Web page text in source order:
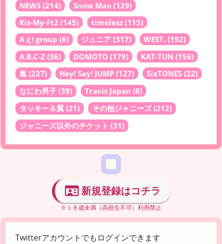
NEWS (214) Snow Man (129)
Kis-My-Ft2 (145) timelesz (115)
Aぇ! group (6) ジュニア (317) WEST. (192)
A.B.C-Z (36) DOMOTO (179) KAT-TUN (156)
嵐 (227) Hey! Say! JUMP (127) SixTONES (22)
なにわ男子 (39) Travis Japan (6)
タッキー＆翼 (21) その他ジャニーズ(212)
ジャニーズ以外のチケット (31)
新規登録はコチラ
※１８歳未満（高校生不可）利用禁止
Twitterアカウントでもログインできます